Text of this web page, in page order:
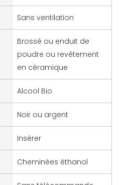
Sans ventilation
Brossé ou enduit de
poudre ou revêtement
en céramique
Alcool Bio
Noir ou argent
Insérer
Cheminées éthanol